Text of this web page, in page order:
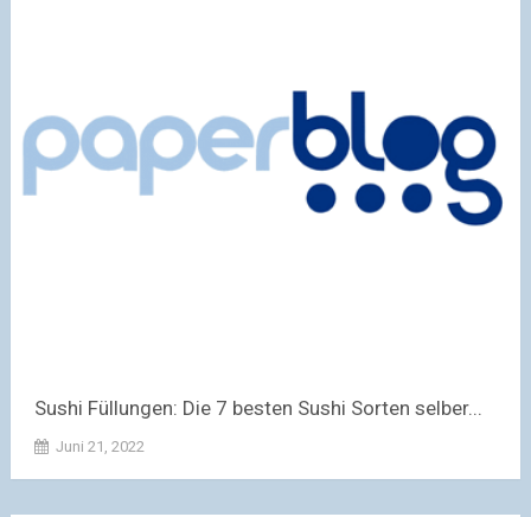
Sushi Füllungen: Die 7 besten Sushi Sorten selber...
Juni 21, 2022